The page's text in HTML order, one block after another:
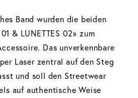
Band wurden die beiden
& LUNETTES 02» zum
Das unverkennbare
Laser zentral auf den Steg
und soll den Streetwear
auf authentische Weise